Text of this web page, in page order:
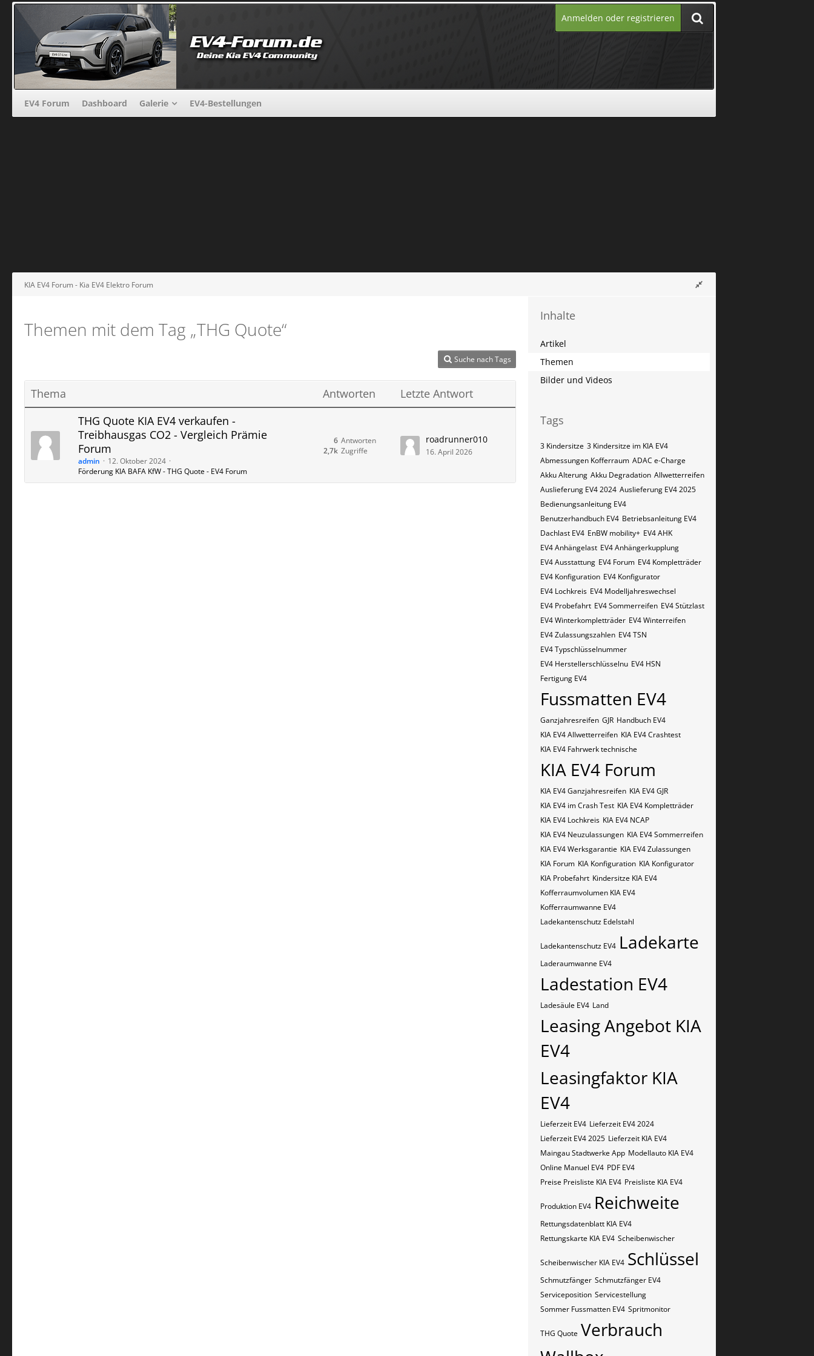
Anmelden oder registrieren
EV4 Forum Dashboard Galerie EV4-Bestellungen
KIA EV4 Forum - Kia EV4 Elektro Forum
Themen mit dem Tag „THG Quote“
Suche nach Tags
Thema Antworten
Letzte Antwort
THG Quote KIA EV4 verkaufen -
Treibhausgas CO2 - Vergleich Prämie
Forum
admin
12. Oktober 2024
Förderung KIA BAFA KfW - THG Quote - EV4 Forum
Antworten
6
Zugriffe
2,7k
roadrunner010
16. April 2026
Inhalte
Artikel
Themen
Bilder und Videos
Tags
3 Kindersitze 3 Kindersitze im KIA EV4
Abmessungen Kofferraum ADAC e-Charge
Akku Alterung Akku Degradation Allwetterreifen
Auslieferung EV4 2024 Auslieferung EV4 2025
Bedienungsanleitung EV4
Benutzerhandbuch EV4 Betriebsanleitung EV4
Dachlast EV4 EnBW mobility+ EV4 AHK
EV4 Anhängelast EV4 Anhängerkupplung
EV4 Ausstattung EV4 Forum EV4 Kompletträder
EV4 Konfiguration EV4 Konfigurator
EV4 Lochkreis EV4 Modelljahreswechsel
EV4 Probefahrt EV4 Sommerreifen EV4 Stützlast
EV4 Winterkompletträder EV4 Winterreifen
EV4 Zulassungszahlen EV4​​​​ TSN
EV4​​​​ Typschlüsselnummer
EV4​​​​​ Herstellerschlüsselnu EV4​​​​​ HSN
Fertigung EV4
Fussmatten EV4
Ganzjahresreifen GJR Handbuch EV4
KIA EV4 Allwetterreifen KIA EV4 Crashtest
KIA EV4 Fahrwerk technische
KIA EV4 Forum
KIA EV4 Ganzjahresreifen KIA EV4 GJR
KIA EV4 im Crash Test KIA EV4 Kompletträder
KIA EV4 Lochkreis KIA EV4 NCAP
KIA EV4 Neuzulassungen KIA EV4 Sommerreifen
KIA EV4 Werksgarantie KIA EV4 Zulassungen
KIA Forum KIA Konfiguration KIA Konfigurator
KIA Probefahrt Kindersitze KIA EV4
Kofferraumvolumen KIA EV4
Kofferraumwanne EV4
Ladekantenschutz Edelstahl
Ladekantenschutz EV4 Ladekarte
Laderaumwanne EV4
Ladestation EV4
Ladesäule EV4 Land
Leasing Angebot KIA
EV4
Leasingfaktor KIA
EV4
Lieferzeit EV4 Lieferzeit EV4 2024
Lieferzeit EV4 2025 Lieferzeit KIA EV4
Maingau Stadtwerke App Modellauto KIA EV4
Online Manuel EV4 PDF EV4
Preise Preisliste KIA EV4 Preisliste KIA EV4
Produktion EV4 Reichweite
Rettungsdatenblatt KIA EV4
Rettungskarte KIA EV4 Scheibenwischer
Scheibenwischer KIA​ EV4 Schlüssel
Schmutzfänger Schmutzfänger EV4
Serviceposition Servicestellung
Sommer Fussmatten EV4 Spritmonitor
THG Quote Verbrauch